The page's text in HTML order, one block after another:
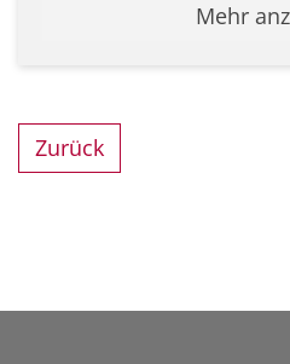
Mehr
Zurück